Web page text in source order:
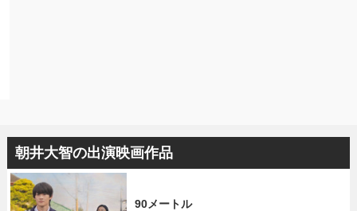
朝井大智の出演映画作品
90メートル